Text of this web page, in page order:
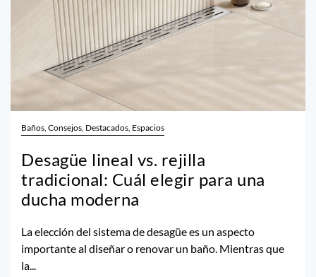
Baños, Consejos, Destacados, Espacios
Desagüe lineal vs. rejilla
tradicional: Cuál elegir para una
ducha moderna
La elección del sistema de desagüe es un aspecto
importante al diseñar o renovar un baño. Mientras que
la...